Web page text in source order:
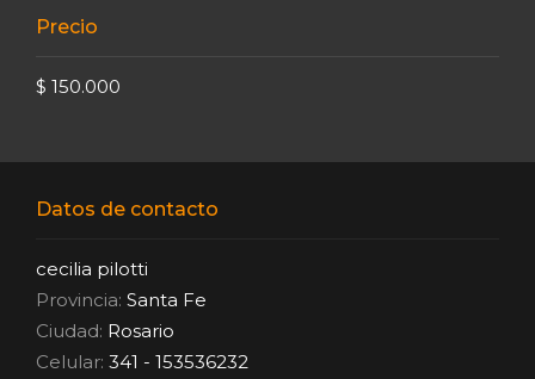
Precio
$ 150.000
Datos de contacto
cecilia pilotti
Provincia: Santa Fe
Ciudad: Rosario
Celular: 341 - 153536232